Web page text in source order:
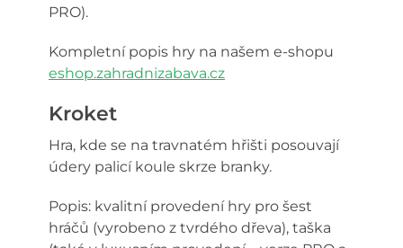
PRO).
Kompletní popis hry na našem e-shopu
eshop.zahradnizabava.cz
Kroket
Hra, kde se na travnatém hřišti posouvají
údery palicí koule skrze branky.
Popis: kvalitní provedení hry pro šest
hráčů (vyrobeno z tvrdého dřeva), taška